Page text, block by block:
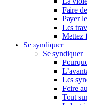
Faire
Payer
Les
Mettez
Se syndiquer
Se syndiquer
Les
Foire
Tout